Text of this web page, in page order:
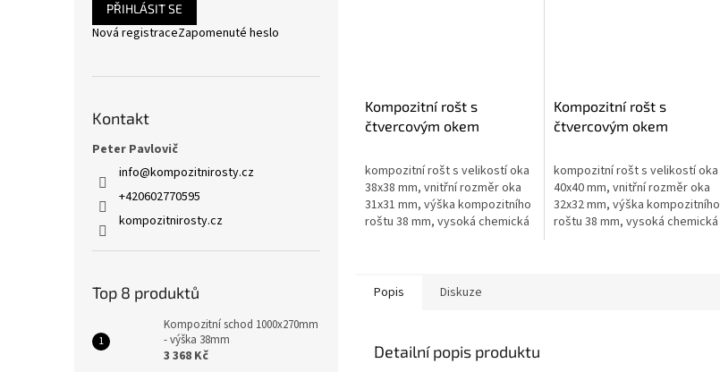
PŘIHLÁSIT SE
Nová registraceZapomenuté heslo
Kontakt
Peter Pavlovič
info@kompozitnirosty.cz
+420602770595
kompozitnirosty.cz
Top 8 produktů
Kompozitní schod 1000x270mm
- výška 38mm
3 368 Kč
Kompozitní rošt s
čtvercovým okem
38mm - prémium
kompozitní rošt s velikostí oka
38x38 mm, vnitřní rozměr oka
31x31 mm, výška kompozitního
roštu 38 mm, vysoká chemická
Kompozitní rošt s
čtvercovým okem
38mm - prémium
kompozitní rošt s velikostí oka
40x40 mm, vnitřní rozměr oka
32x32 mm, výška kompozitního
roštu 38 mm, vysoká chemická
Popis Diskuze
Detailní popis produktu